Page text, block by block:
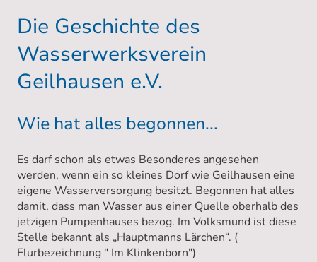
Die Geschichte des
Wasserwerksverein
Geilhausen e.V.
Wie hat alles begonnen...
Es darf schon als etwas Besonderes angesehen
werden, wenn ein so kleines Dorf wie Geilhausen eine
eigene Wasserversorgung besitzt. Begonnen hat alles
damit, dass man Wasser aus einer Quelle oberhalb des
jetzigen Pumpenhauses bezog. Im Volksmund ist diese
Stelle bekannt als „Hauptmanns Lärchen“. (
Flurbezeichnung " Im Klinkenborn")